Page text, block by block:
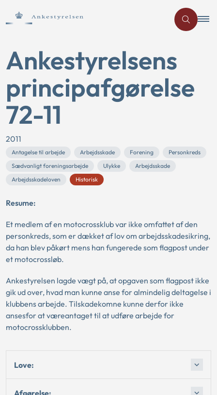
Ankestyrelsens
principafgørelse
72-11
2011
Antagelse til arbejde Arbejdsskade Forening
Personkreds
Sædvanligt foreningsarbejde
Ulykke
Arbejdsskade
Arbejdsskadeloven
Historisk
Resume:
Et medlem af en motocrossklub var ikke omfattet af den
personkreds, som er dækket af lov om arbejdsskadesikring,
da han blev påkørt mens han fungerede som flagpost under
et motocrossløb.
Ankestyrelsen lagde vægt på, at opgaven som flagpost ikke
gik ud over, hvad man kunne anse for almindelig deltagelse i
klubbens arbejde. Tilskadekomne kunne derfor ikke
ansesfor at væreantaget til at udføre arbejde for
motocrossklubben.
Love:
Afgørelse: